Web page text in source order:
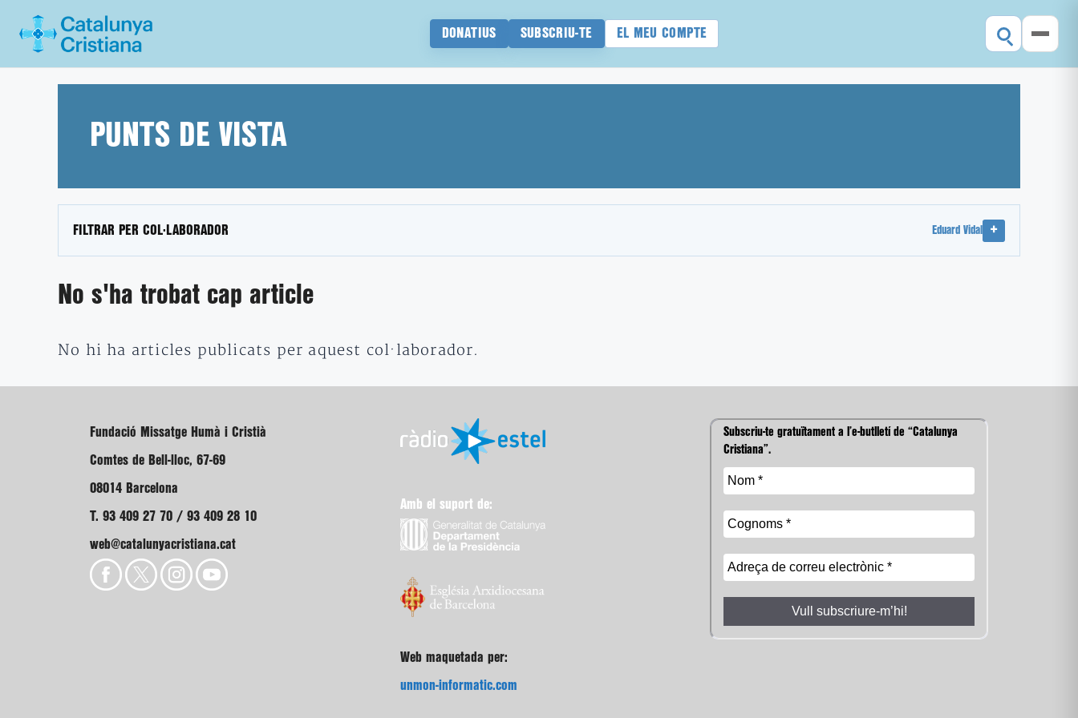
DONATIUS SUBSCRIU-TE EL MEU COMPTE
PUNTS DE VISTA
FILTRAR PER COL·LABORADOR Eduard Vidal
No s'ha trobat cap article
No hi ha articles publicats per aquest col·laborador.
Fundació Missatge Humà i Cristià
Comtes de Bell-lloc, 67-69
08014 Barcelona
T. 93 409 27 70 / 93 409 28 10
web@catalunyacristiana.cat
Amb el suport de:
Web maquetada per:
unmon-informatic.com
Subscriu-te gratuïtament a l’e-butlletí de “Catalunya
Cristiana”.